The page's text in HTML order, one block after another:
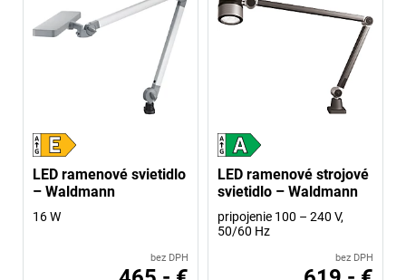
LED ramenové svietidlo
– Waldmann
16 W
bez DPH
LED ramenové strojové
svietidlo – Waldmann
pripojenie 100 – 240 V,
50/60 Hz
bez DPH